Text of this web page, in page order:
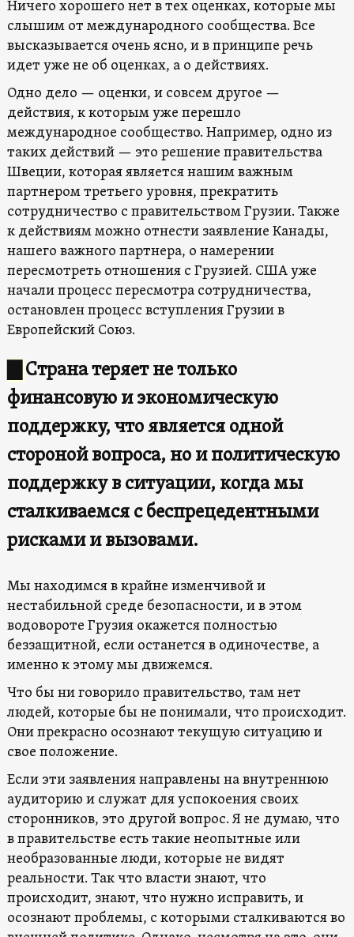
Ничего хорошего нет в тех оценках, которые мы
слышим от международного сообщества. Все
высказывается очень ясно, и в принципе речь
идет уже не об оценках, а о действиях.
Одно дело — оценки, и совсем другое —
действия, к которым уже перешло
международное сообщество. Например, одно из
таких действий — это решение правительства
Швеции, которая является нашим важным
партнером третьего уровня, прекратить
сотрудничество с правительством Грузии. Также
к действиям можно отнести заявление Канады,
нашего важного партнера, о намерении
пересмотреть отношения с Грузией. США уже
начали процесс пересмотра сотрудничества,
остановлен процесс вступления Грузии в
Европейский Союз.
Страна теряет не только
финансовую и экономическую
поддержку, что является одной
стороной вопроса, но и политическую
поддержку в ситуации, когда мы
сталкиваемся с беспрецедентными
рисками и вызовами.
Мы находимся в крайне изменчивой и
нестабильной среде безопасности, и в этом
водовороте Грузия окажется полностью
беззащитной, если останется в одиночестве, а
именно к этому мы движемся.
Что бы ни говорило правительство, там нет
людей, которые бы не понимали, что происходит.
Они прекрасно осознают текущую ситуацию и
свое положение.
Если эти заявления направлены на внутреннюю
аудиторию и служат для успокоения своих
сторонников, это другой вопрос. Я не думаю, что
в правительстве есть такие неопытные или
необразованные люди, которые не видят
реальности. Так что власти знают, что
происходит, знают, что нужно исправить, и
осознают проблемы, с которыми сталкиваются во